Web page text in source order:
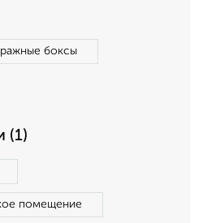
боксы
(1)
помещение